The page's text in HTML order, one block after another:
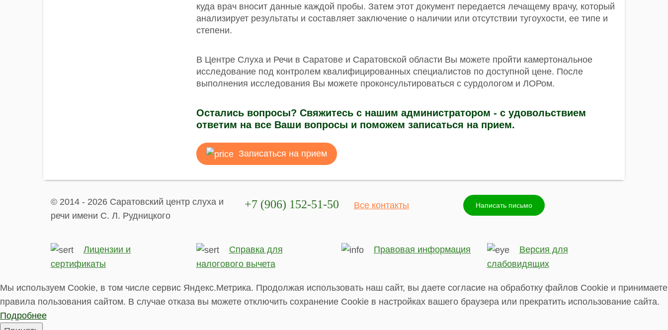
куда врач вносит данные каждой пробы. Затем этот документ передается лечащему врачу, который
анализирует результаты и составляет заключение о наличии или отсутствии тугоухости, ее типе и
степени.
В Центре Слуха и Речи в Саратове и Саратовской области Вы можете пройти камертональное
исследование под контролем квалифицированных специалистов по доступной цене. После
выполнения исследования Вы можете проконсультироваться с сурдологом и ЛОРом.
Остались вопросы? Свяжитесь с нашим администратором - с удовольствием
ответим на все Ваши вопросы и поможем записаться на прием.
Записаться на прием
© 2014 - 2026 Саратовский центр слуха и
речи имени С. Л. Рудницкого
+7 (906) 152-51-50 Все контакты Написать письмо
Лицензии и
сертификаты
Справка для
налогового вычета
Правовая информация
Версия для
слабовидящих
Мы используем Cookie, в том числе сервис Яндекс.Метрика. Продолжая использовать наш сайт, вы даете согласие на обработку файлов Cookie и принимаете
правила пользования сайтом. В случае отказа вы можете отключить сохранение Cookie в настройках вашего браузера или прекратить использование сайта.
Подробнее